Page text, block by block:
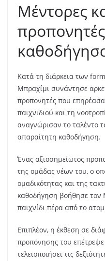
Μέντορες
Κατά τη διάρκεια των
Μπραχίμι συνάντησε
προπονητές που
παιχνιδιού και τη
αναγνώρισαν το ταλέντο
απαραίτητη καθοδήγηση.
Ένας αξιοσημείωτος
της ομάδας νέων του, ο
ομαδικότητας και της
καθοδήγηση βοήθησε τον
παιχνίδι πέρα από το
Επιπλέον, η έκθεση σε
προπόνησης του
τελειοποιήσει τις